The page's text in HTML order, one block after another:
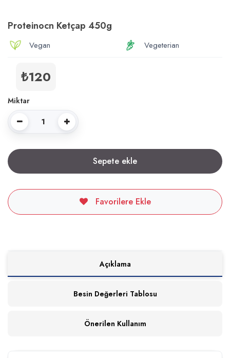
Proteinocn Ketçap 450g
Vegan Vegeterian
₺120
Miktar
Sepete ekle
Favorilere Ekle
Açıklama
Besin Değerleri Tablosu
Önerilen Kullanım